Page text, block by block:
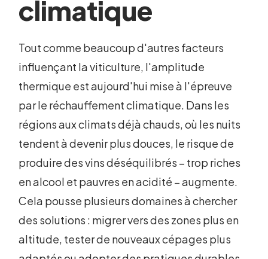
climatique
Tout comme beaucoup d'autres facteurs
influençant la viticulture, l'amplitude
thermique est aujourd'hui mise à l'épreuve
par le réchauffement climatique. Dans les
régions aux climats déjà chauds, où les nuits
tendent à devenir plus douces, le risque de
produire des vins déséquilibrés – trop riches
en alcool et pauvres en acidité – augmente.
Cela pousse plusieurs domaines à chercher
des solutions : migrer vers des zones plus en
altitude, tester de nouveaux cépages plus